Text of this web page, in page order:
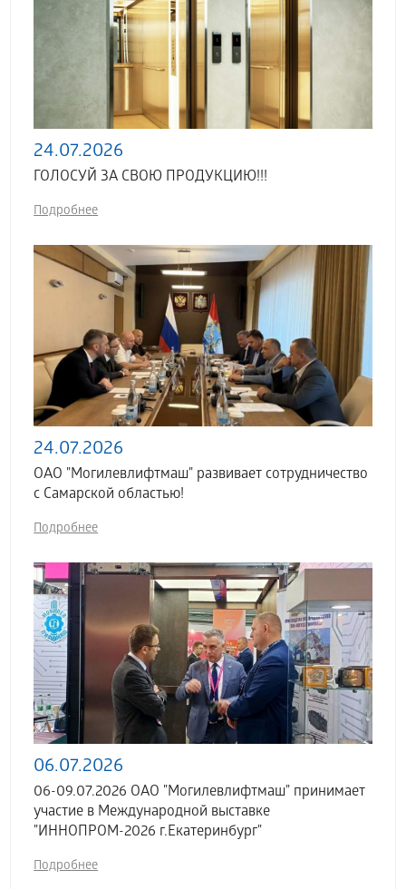
24.07.2026
ГОЛОСУЙ ЗА СВОЮ ПРОДУКЦИЮ!!!
Подробнее
24.07.2026
ОАО "Могилевлифтмаш" развивает сотрудничество
с Самарской областью!
Подробнее
06.07.2026
06-09.07.2026 ОАО "Могилевлифтмаш" принимает
участие в Международной выставке
"ИННОПРОМ-2026 г.Екатеринбург"
Подробнее